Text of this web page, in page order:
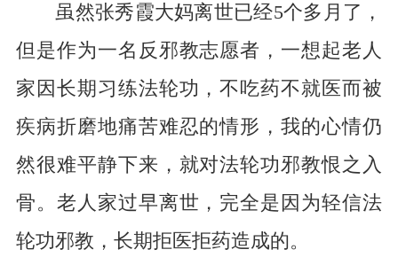
虽然张秀霞大妈离世已经5个多月了，
但是作为一名反邪教志愿者，一想起老人
家因长期习练法轮功，不吃药不就医而被
疾病折磨地痛苦难忍的情形，我的心情仍
然很难平静下来，就对法轮功邪教恨之入
骨。老人家过早离世，完全是因为轻信法
轮功邪教，长期拒医拒药造成的。